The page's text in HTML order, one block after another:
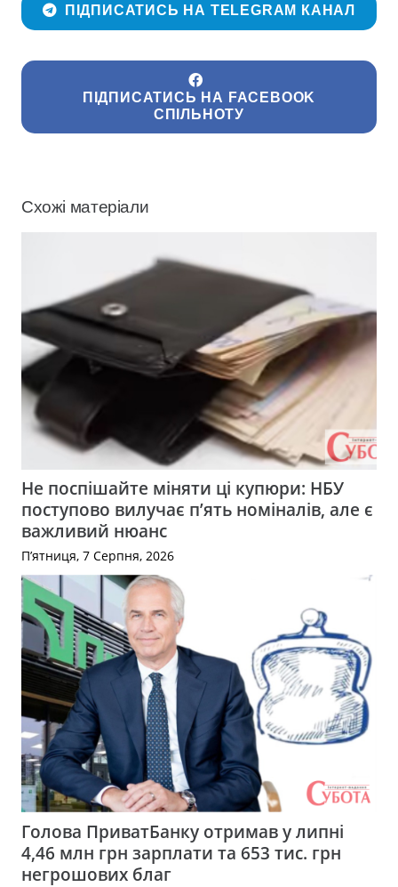
ПІДПИСАТИСЬ НА TELEGRAM КАНАЛ
ПІДПИСАТИСЬ НА FACEBOOK
СПІЛЬНОТУ
Схожі матеріали
Не поспішайте міняти ці купюри: НБУ
поступово вилучає п’ять номіналів, але є
важливий нюанс
П’ятниця, 7 Серпня, 2026
Голова ПриватБанку отримав у липні
4,46 млн грн зарплати та 653 тис. грн
негрошових благ